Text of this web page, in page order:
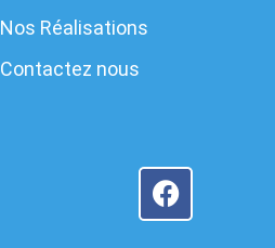
Nos Réalisations
Contactez nous